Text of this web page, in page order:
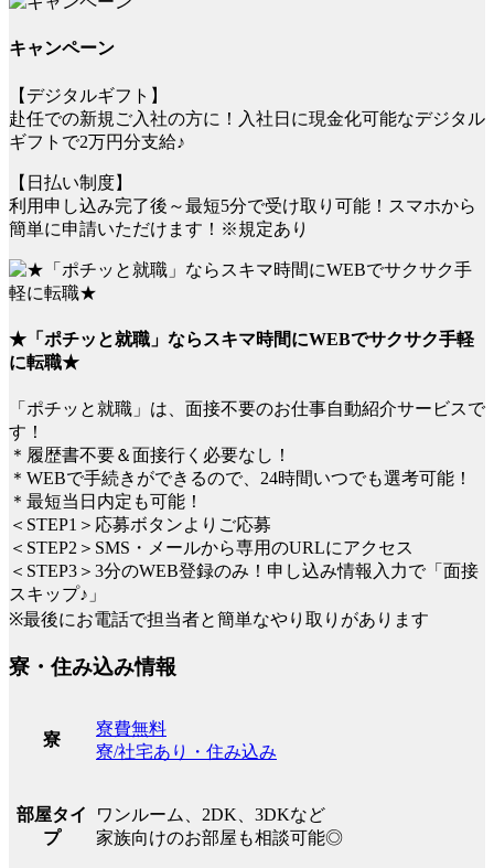
キャンペーン
【デジタルギフト】
赴任での新規ご入社の方に！入社日に現金化可能なデジタル
ギフトで2万円分支給♪
【日払い制度】
利用申し込み完了後～最短5分で受け取り可能！スマホから
簡単に申請いただけます！※規定あり
★「ポチッと就職」ならスキマ時間にWEBでサクサク手軽
に転職★
「ポチッと就職」は、面接不要のお仕事自動紹介サービスで
す！
＊履歴書不要＆面接行く必要なし！
＊WEBで手続きができるので、24時間いつでも選考可能！
＊最短当日内定も可能！
＜STEP1＞応募ボタンよりご応募
＜STEP2＞SMS・メールから専用のURLにアクセス
＜STEP3＞3分のWEB登録のみ！申し込み情報入力で「面接
スキップ♪」
※最後にお電話で担当者と簡単なやり取りがあります
寮・住み込み情報
寮
寮費無料
寮/社宅あり・住み込み
部屋タイ
プ
ワンルーム、2DK、3DKなど
家族向けのお部屋も相談可能◎